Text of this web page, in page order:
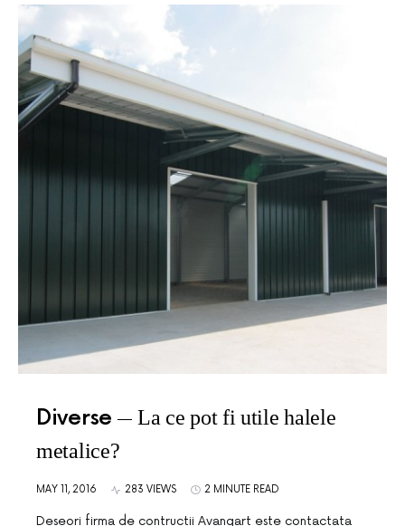
Diverse
La ce pot fi utile halele
metalice?
MAY 11, 2016 283 VIEWS 2 MINUTE READ
Deseori firma de contructii Avangart este contactata